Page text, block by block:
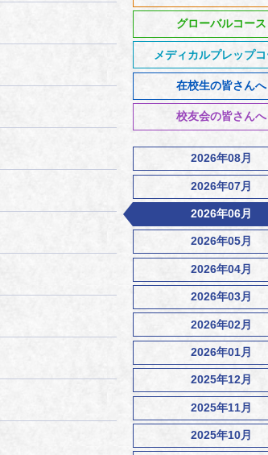
グローバルコース
メディカルプレップ
在校生の皆さんへ
校友会の皆さんへ
2026年08月
2026年07月
2026年06月
2026年05月
2026年04月
2026年03月
2026年02月
2026年01月
2025年12月
2025年11月
2025年10月